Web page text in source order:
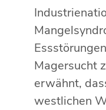
Magersucht
erwähnt,
westlichen